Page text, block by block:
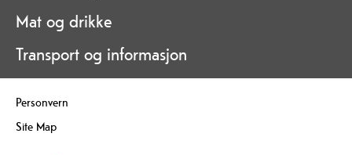
Mat og drikke
Transport og informasjon
Personvern
Site Map